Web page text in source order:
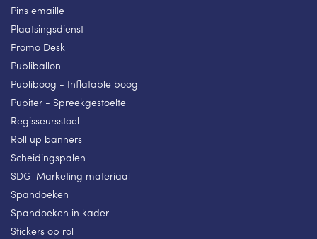
Pins emaille
Plaatsingsdienst
Promo Desk
Publiballon
Publiboog - Inflatable boog
Pupiter - Spreekgestoelte
Regisseursstoel
Roll up banners
Scheidingspalen
SDG-Marketing materiaal
Spandoeken
Spandoeken in kader
Stickers op rol